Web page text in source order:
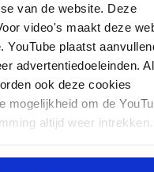
van de website. Deze
video's maakt deze
YouTube plaatst
advertentiedoeleinden.
ook deze cookies
mogelijkheid om de
altijd weer intrekken.
pdf
Willemsen 12 pagina's